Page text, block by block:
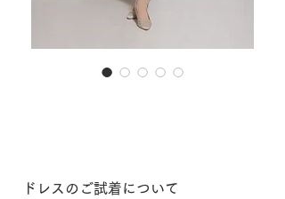
ドレスのご試着について